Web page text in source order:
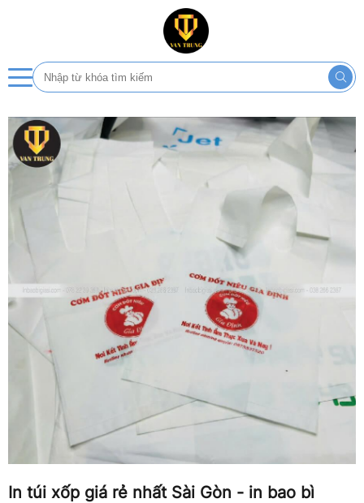
In túi xốp giá rẻ nhất Sài Gòn - in bao bì